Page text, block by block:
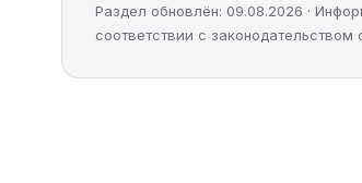
Раздел обновлён: 09.08.2026 ·
соответствии с